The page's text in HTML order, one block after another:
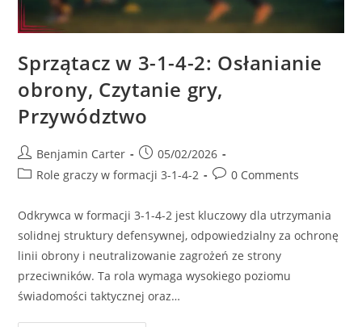
Sprzątacz w 3-1-4-2: Osłanianie
obrony, Czytanie gry,
Przywództwo
Post
author:
Benjamin Carter
Post
published:
05/02/2026
PostRole graczy w formacji 3-1-4-2
Post0 Comments
Odkrywca w formacji 3-1-4-2 jest kluczowy dla utrzymania
solidnej struktury defensywnej, odpowiedzialny za ochronę
linii obrony i neutralizowanie zagrożeń ze strony
przeciwników. Ta rola wymaga wysokiego poziomu
świadomości taktycznej oraz…